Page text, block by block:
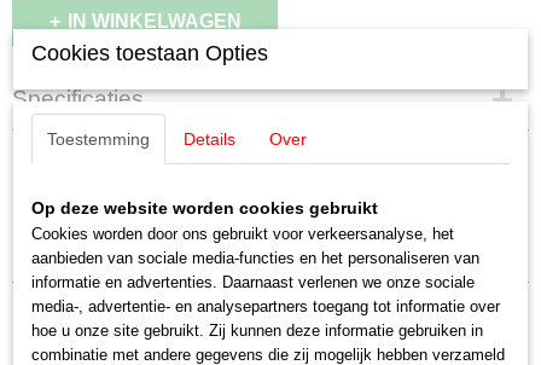
IN WINKELWAGEN
Specificaties
Productcode leverancier
E244260
H0 (1:87)
Nieuw
Omschrijving
Märklin E244260 / 244226 isolatie
Uitverkocht bij Märklin
Cookies toestaan Opties
Toestemming Details Over
Op deze website worden cookies gebruikt
Cookies worden door ons gebruikt voor verkeersanalyse, het
aanbieden van sociale media-functies en het personaliseren van
informatie en advertenties. Daarnaast verlenen we onze sociale
media-, advertentie- en analysepartners toegang tot informatie over
hoe u onze site gebruikt. Zij kunnen deze informatie gebruiken in
combinatie met andere gegevens die zij mogelijk hebben verzameld